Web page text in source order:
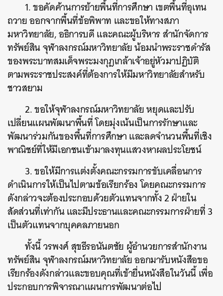
1. ขอคัดค้านการย้ายพื้นที่การศึกษา เขตพื้นที่อุเทน
ถวาย ออกจากพื้นที่ข้อพิพาท และขอให้ทางสภา
มหาวิทยาลัย, อธิการบดี และคณะผู้บริหาร สำนักจัดการ
ทรัพย์สิน จุฬาลงกรณ์มหาวิทยาลัย น้อมนำพระราชดำรัส
ของพระบาทสมเด็จพระมงกุฎเกล้าเจ้าอยู่หัวมาปฏิบัติ
ตามพระราชประสงค์ที่ต้องการให้มีมหาวิทยาลัยสำหรับ
ชาวสยาม
2. ขอให้จุฬาลงกรณ์มหาวิทยาลัย หยุดและปรับ
เปลี่ยนแผนพัฒนาพื้นที่ โดยมุ่งเน้นเป็นการรักษาและ
พัฒนาร่วมกันของพื้นที่การศึกษา และลดจำนวนพื้นที่เชิง
พาณิชย์ที่ให้มีเอกชนเข้ามาลงทุนแสวงหาผลประโยชน์
3. ขอให้มีการแต่งตั้งคณะกรรมการขับเคลื่อนการ
ดำเนินการให้เป็นไปตามข้อเรียกร้อง โดยคณะกรรมการ
ดังกล่าวจะต้องประกอบด้วยตัวแทนจากทั้ง 2 ฝ่ายใน
สัดส่วนที่เท่ากัน และมีประธานและคณะกรรมการฝ่ายที่ 3
เป็นตัวแทนจากบุคคลภายนอก
ทั้งนี้ วรพงศ์ สุขธีรอนันตชัย ผู้อำนวยการสำนักงาน
ทรัพย์สิน จุฬาลงกรณ์มหาวิทยาลัย ออกมารับหนังสือขอ
เรียกร้องดังกล่าวและขอบคุณที่เข้ายื่นหนังสือในวันนี้ เพื่อ
ประกอบการพิจารณาแผนการพัฒนาต่อไป